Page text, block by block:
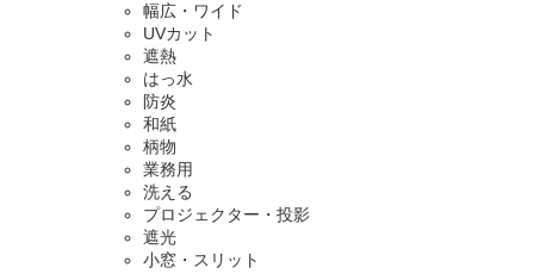
幅広・ワイド
UVカット
遮熱
はっ水
防炎
和紙
柄物
業務用
洗える
プロジェクター・投影
遮光
小窓・スリット